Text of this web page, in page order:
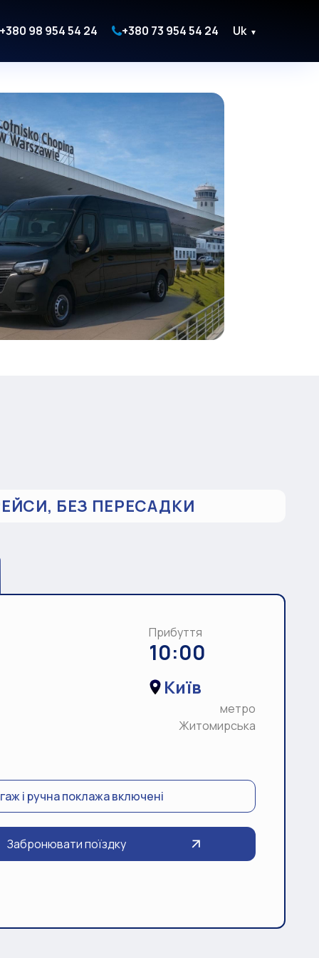
+380 98 954 54 24 +380 73 954 54 24 Uk ▼
БЕЗ ПЕРЕСАДКИ
Прибуття
10:00
Київ
метро
Житомирська
і ручна поклажа включені
Забронювати поїздку